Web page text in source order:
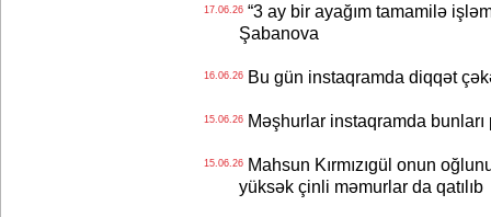
17.06.26“3 ay bir ayağım tamamilə
Şabanova
16.06.26Bu gün instaqramda diqqət
15.06.26Məşhurlar instaqramda bunları
15.06.26Mahsun Kırmızıgül onun
yüksək çinli məmurlar da qatılıb